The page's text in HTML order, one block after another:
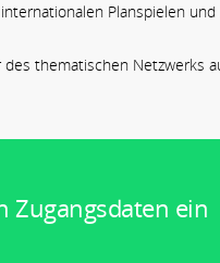
Planspielen
thematischen Netzwerks
Zugangsdaten ein